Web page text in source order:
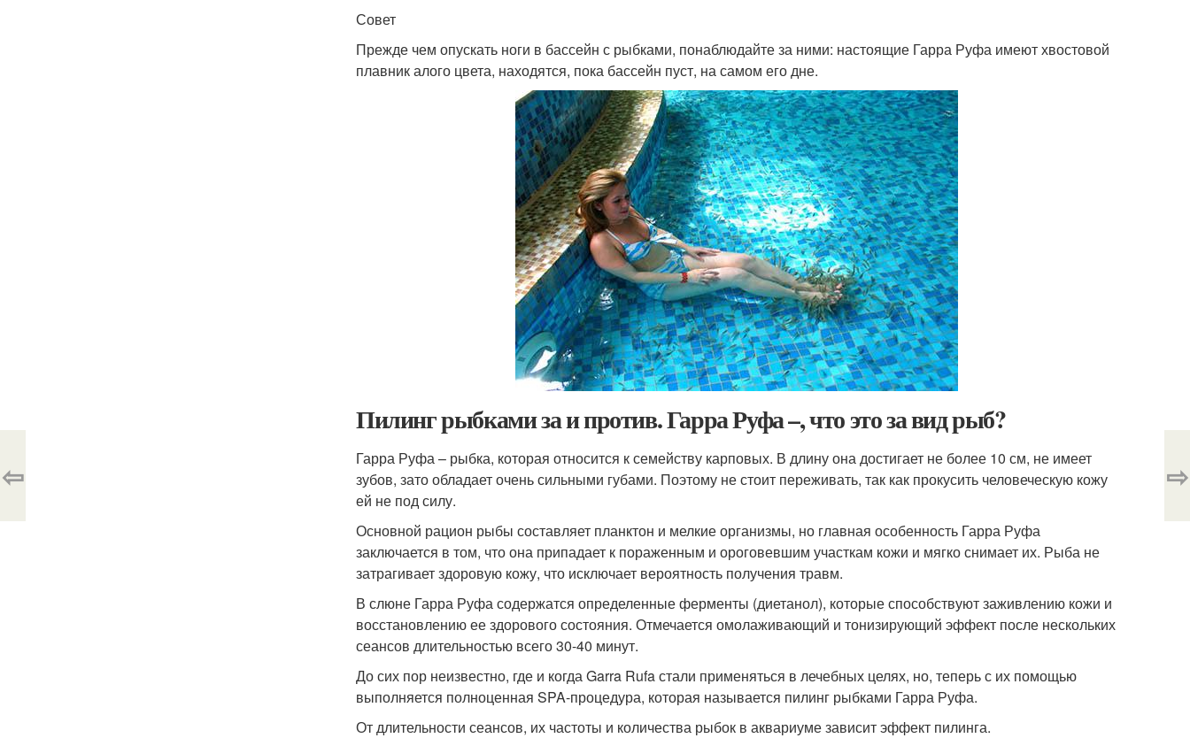
Совет
Прежде чем опускать ноги в бассейн с рыбками, понаблюдайте за ними: настоящие Гарра Руфа имеют хвостовой
плавник алого цвета, находятся, пока бассейн пуст, на самом его дне.
Пилинг рыбками за и против. Гарра Руфа –, что это за вид рыб?
Гарра Руфа – рыбка, которая относится к семейству карповых. В длину она достигает не более 10 см, не имеет
зубов, зато обладает очень сильными губами. Поэтому не стоит переживать, так как прокусить человеческую кожу
ей не под силу.
Основной рацион рыбы составляет планктон и мелкие организмы, но главная особенность Гарра Руфа
заключается в том, что она припадает к пораженным и ороговевшим участкам кожи и мягко снимает их. Рыба не
затрагивает здоровую кожу, что исключает вероятность получения травм.
В слюне Гарра Руфа содержатся определенные ферменты (диетанол), которые способствуют заживлению кожи и
восстановлению ее здорового состояния. Отмечается омолаживающий и тонизирующий эффект после нескольких
сеансов длительностью всего 30-40 минут.
До сих пор неизвестно, где и когда Garra Rufa стали применяться в лечебных целях, но, теперь с их помощью
выполняется полноценная SPA-процедура, которая называется пилинг рыбками Гарра Руфа.
От длительности сеансов, их частоты и количества рыбок в аквариуме зависит эффект пилинга.
⇦ ⇨